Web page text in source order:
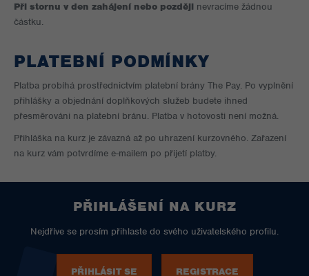
Při stornu v den zahájení nebo později nevracíme žádnou
částku.
PLATEBNÍ PODMÍNKY
Platba probíhá prostřednictvím platební brány The Pay. Po vyplnění
přihlášky a objednání doplňkových služeb budete ihned
přesměrováni na platební bránu. Platba v hotovosti není možná.
Přihláška na kurz je závazná až po uhrazení kurzovného. Zařazení
na kurz vám potvrdíme e-mailem po přijetí platby.
PŘIHLÁŠENÍ NA KURZ
Nejdříve se prosím přihlaste do svého uživatelského profilu.
PŘIHLÁSIT SE REGISTRACE